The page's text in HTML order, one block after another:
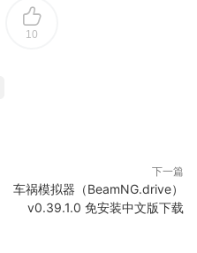
10
下一篇
车祸模拟器（BeamNG.drive）
v0.39.1.0 免安装中文版下载